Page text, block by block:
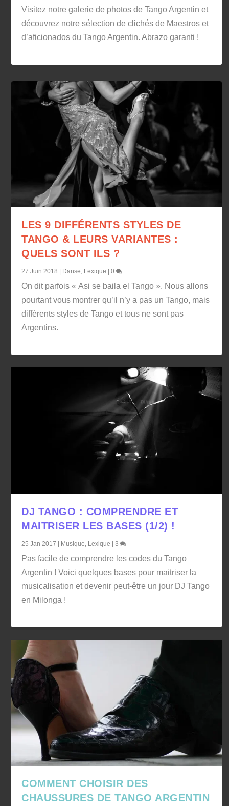
Visitez notre galerie de photos de Tango Argentin et
découvrez notre sélection de clichés de Maestros et
d’aficionados du Tango Argentin. Abrazo garanti !
LES 9 DIFFÉRENTS STYLES DE
TANGO & LEURS VARIANTES :
QUELS SONT ILS ?
27 Juin 2018 Danse, Lexique |0
On dit parfois « Asi se baila el Tango ». Nous allons
pourtant vous montrer qu’il n’y a pas un Tango, mais
différents styles de Tango et tous ne sont pas
Argentins.
DJ TANGO : COMPRENDRE ET
MAITRISER LES BASES (1/2) !
25 Jan 2017 | Musique, Lexique |3
Pas facile de comprendre les codes du Tango
Argentin ! Voici quelques bases pour maitriser la
musicalisation et devenir peut-être un jour DJ Tango
en Milonga !
COMMENT CHOISIR DES
CHAUSSURES DE TANGO ARGENTIN